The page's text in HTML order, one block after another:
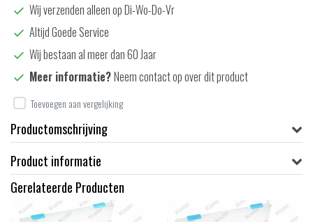
Wij verzenden alleen op Di-Wo-Do-Vr
Altijd Goede Service
Wij bestaan al meer dan 60 Jaar
Meer informatie?Neem contact op over dit product
Toevoegen aan vergelijking
Productomschrijving
Product informatie
Gerelateerde Producten